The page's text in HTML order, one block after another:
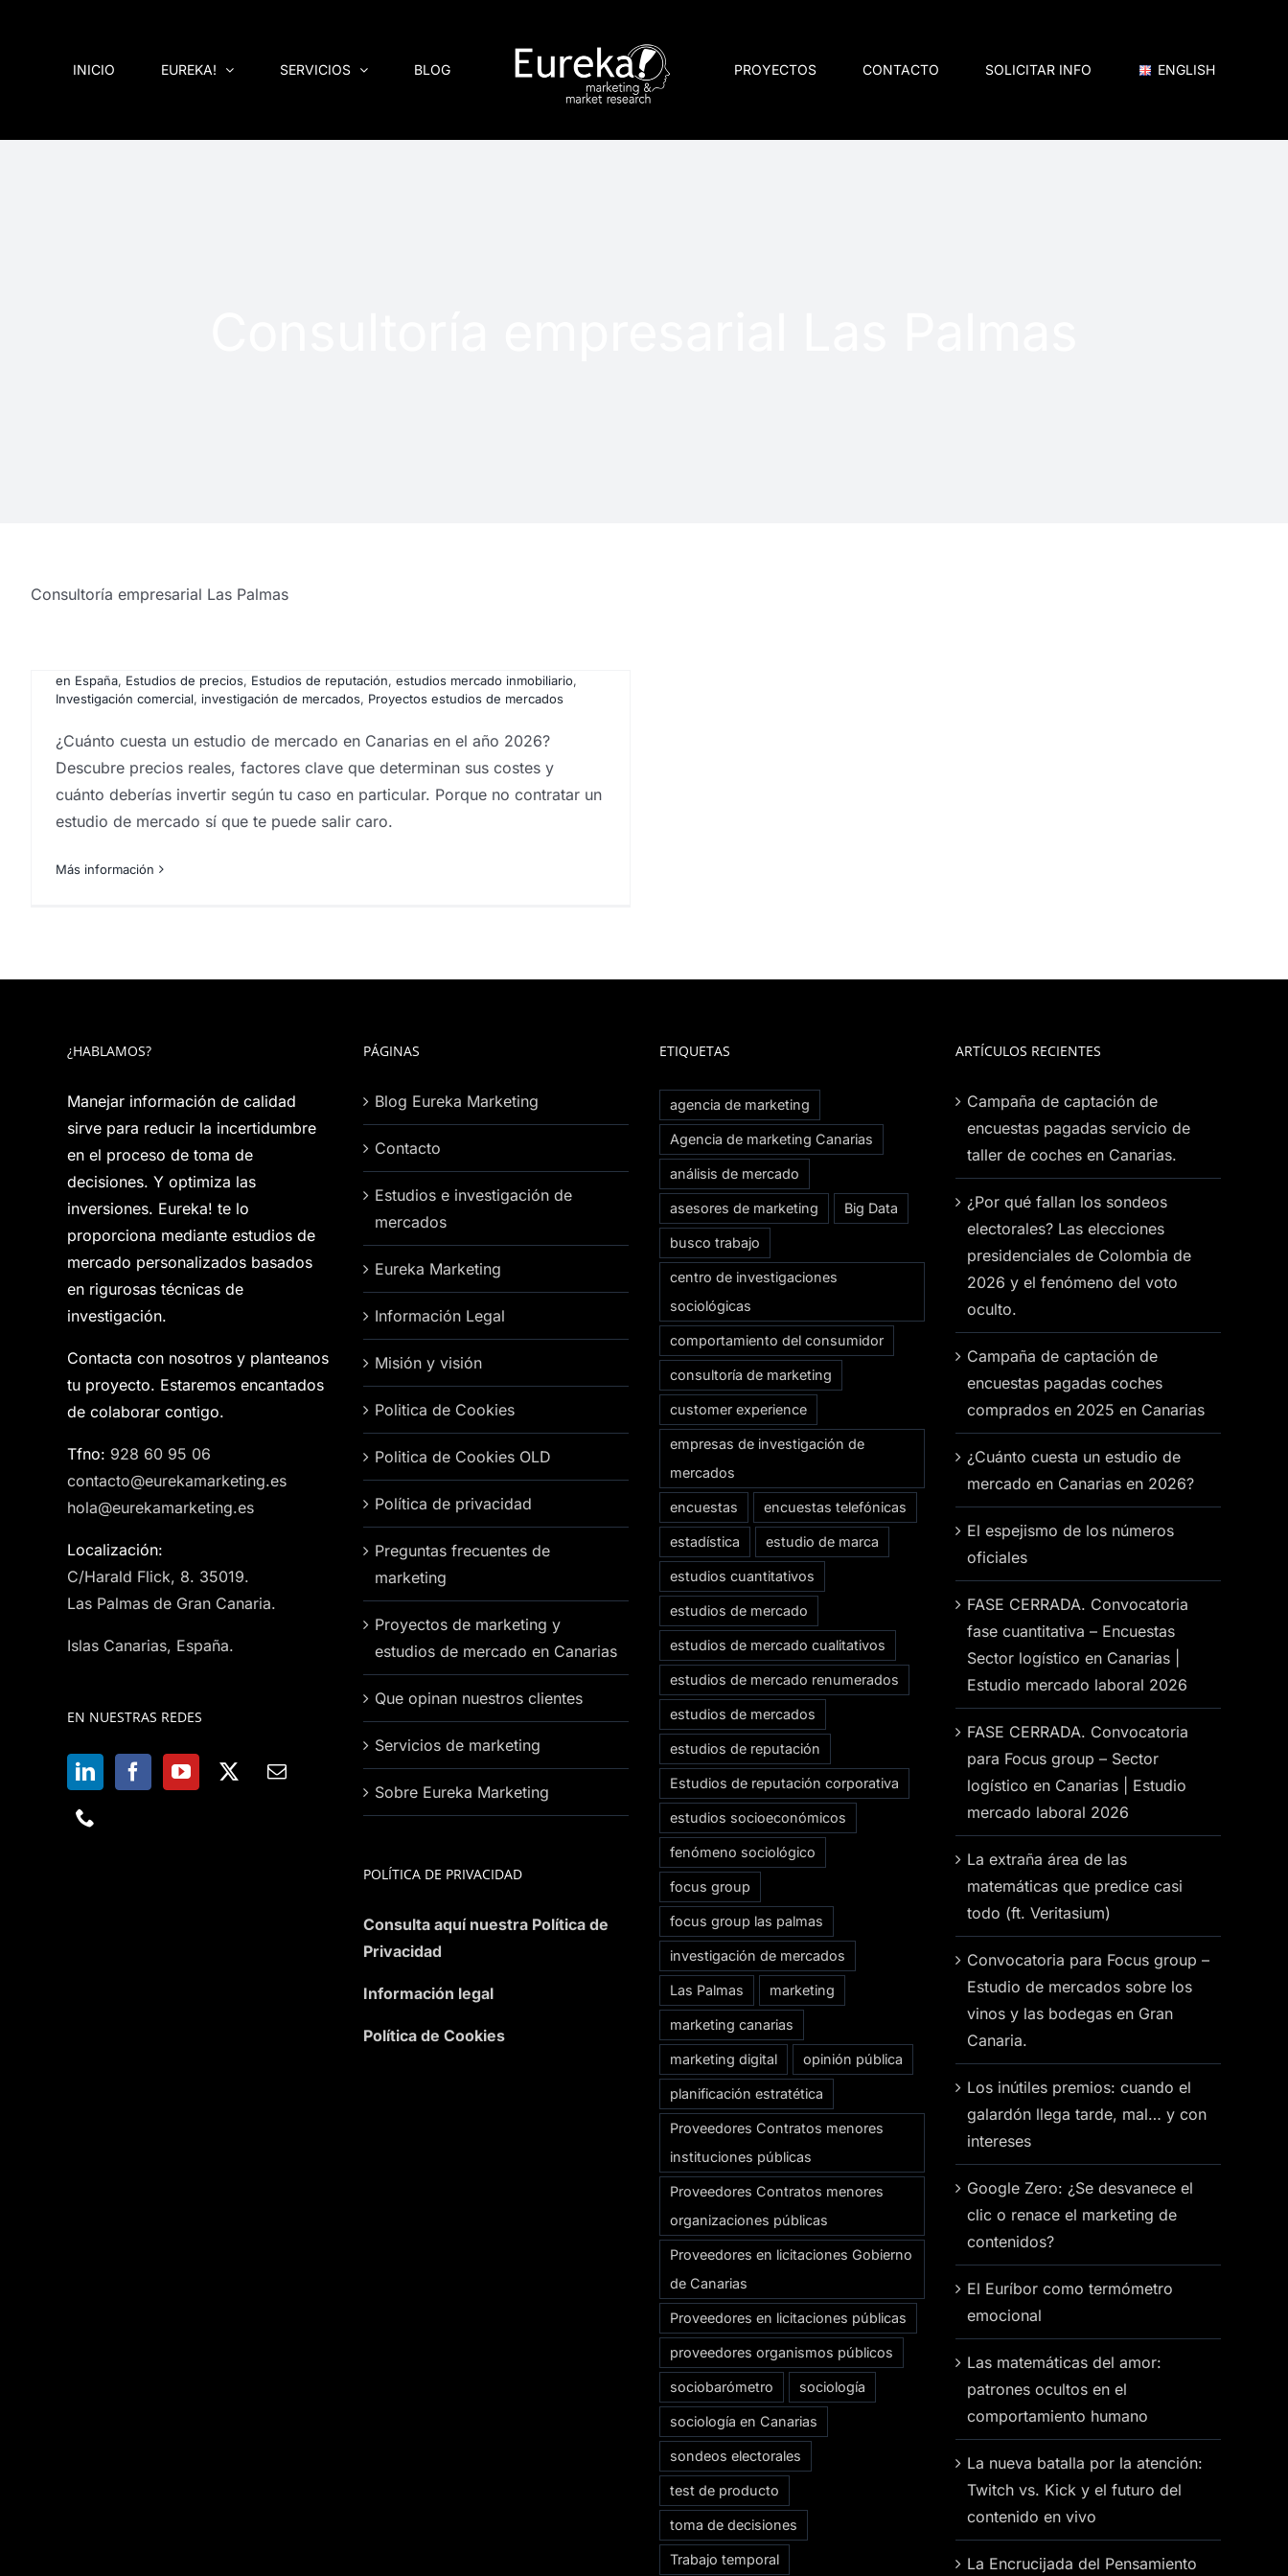
INICIO EUREKA! SERVICIOS BLOG PROYECTOS CONTACTO SOLICITAR INFO ENGLISH
Consultoría empresarial Las Palmas
PorEureka Marketing | abril 22, 2026 |
Análisis sensorial
en España, Estudios de precios, Estudios de reputación, estudios mercado inmobiliario,
Investigación comercial, investigación de mercados, Proyectos estudios de mercados
¿Cuánto cuesta un estudio de mercado en Canarias en el año 2026?
Descubre precios reales, factores clave que determinan sus costes y
cuánto deberías invertir según tu caso en particular. Porque no contratar un
estudio de mercado sí que te puede salir caro.
Más información
¿HABLAMOS?
Manejar información de calidad
sirve para reducir la incertidumbre
en el proceso de toma de
decisiones. Y optimiza las
inversiones. Eureka! te lo
proporciona mediante estudios de
mercado personalizados basados
en rigurosas técnicas de
investigación.
Contacta con nosotros y planteanos
tu proyecto. Estaremos encantados
de colaborar contigo.
Tfno: 928 60 95 06
contacto@eurekamarketing.es
hola@eurekamarketing.es
Localización:
C/Harald Flick, 8. 35019.
Las Palmas de Gran Canaria.
Islas Canarias, España.
EN NUESTRAS REDES
PÁGINAS
Blog Eureka Marketing
Contacto
Estudios e investigación de
mercados
Eureka Marketing
Información Legal
Misión y visión
Politica de Cookies
Politica de Cookies OLD
Política de privacidad
Preguntas frecuentes de
marketing
Proyectos de marketing y
estudios de mercado en Canarias
Que opinan nuestros clientes
Servicios de marketing
Sobre Eureka Marketing
POLÍTICA DE PRIVACIDAD
Consulta aquí nuestra Política de
Privacidad
Información legal
Política de Cookies
ETIQUETAS
agencia de marketing
Agencia de marketing Canarias
análisis de mercado
asesores de marketing Big Data
busco trabajo
centro de investigaciones
sociológicas
comportamiento del consumidor
consultoría de marketing
customer experience
empresas de investigación de
mercados
encuestas encuestas telefónicas
estadística estudio de marca
estudios cuantitativos
estudios de mercado
estudios de mercado cualitativos
estudios de mercado renumerados
estudios de mercados
estudios de reputación
Estudios de reputación corporativa
estudios socioeconómicos
fenómeno sociológico
focus group
focus group las palmas
investigación de mercados
Las Palmas marketing
marketing canarias
marketing digital opinión pública
planificación estratética
Proveedores Contratos menores
instituciones públicas
Proveedores Contratos menores
organizaciones públicas
Proveedores en licitaciones Gobierno
de Canarias
Proveedores en licitaciones públicas
proveedores organismos públicos
sociobarómetro sociología
sociología en Canarias
sondeos electorales
test de producto
toma de decisiones
Trabajo temporal
ARTÍCULOS RECIENTES
Campaña de captación de
encuestas pagadas servicio de
taller de coches en Canarias.
¿Por qué fallan los sondeos
electorales? Las elecciones
presidenciales de Colombia de
2026 y el fenómeno del voto
oculto.
Campaña de captación de
encuestas pagadas coches
comprados en 2025 en Canarias
¿Cuánto cuesta un estudio de
mercado en Canarias en 2026?
El espejismo de los números
oficiales
FASE CERRADA. Convocatoria
fase cuantitativa – Encuestas
Sector logístico en Canarias |
Estudio mercado laboral 2026
FASE CERRADA. Convocatoria
para Focus group – Sector
logístico en Canarias | Estudio
mercado laboral 2026
La extraña área de las
matemáticas que predice casi
todo (ft. Veritasium)
Convocatoria para Focus group –
Estudio de mercados sobre los
vinos y las bodegas en Gran
Canaria.
Los inútiles premios: cuando el
galardón llega tarde, mal… y con
intereses
Google Zero: ¿Se desvanece el
clic o renace el marketing de
contenidos?
El Euríbor como termómetro
emocional
Las matemáticas del amor:
patrones ocultos en el
comportamiento humano
La nueva batalla por la atención:
Twitch vs. Kick y el futuro del
contenido en vivo
La Encrucijada del Pensamiento